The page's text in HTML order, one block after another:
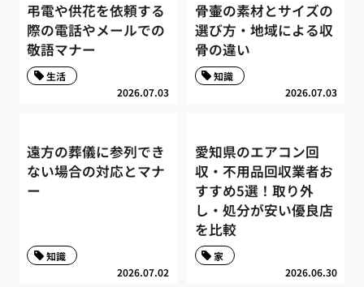
弔電や供花を依頼する
際の電話やメールでの
敬語マナー
2026.07.03
生活
骨壷の素材とサイズの
選び方・地域による収
骨の違い
2026.07.03
知識
遠方の葬儀に参列でき
ない場合の対応とマナ
ー
2026.07.02
知識
愛知県のエアコン回
収・不用品回収業者お
すすめ5選！取り外
し・処分が安い優良店
を比較
2026.06.30
家